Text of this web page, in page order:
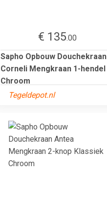
€ 135.00
Sapho Opbouw Douchekraan
Corneli Mengkraan 1-hendel
Chroom
Tegeldepot.nl